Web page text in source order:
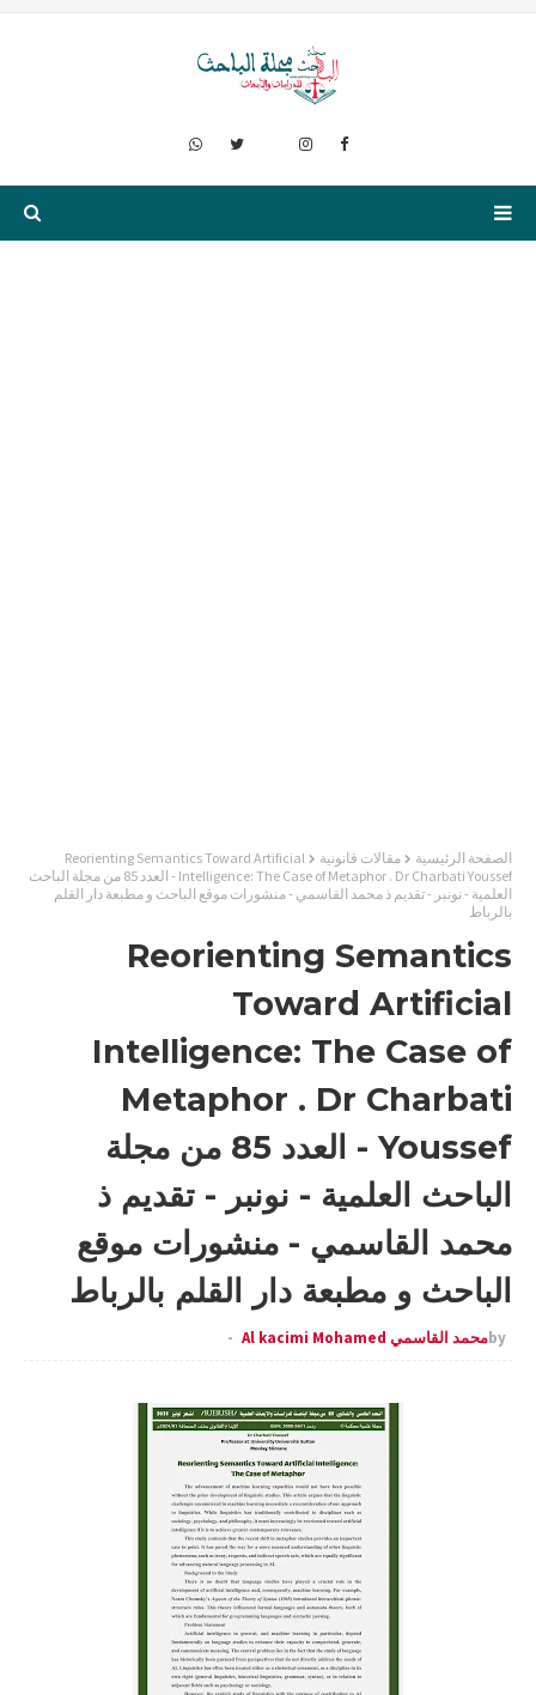
الصفحة الرئيسية مقالات قانونية
Reorienting Semantics Toward Artificial
Intelligence: The Case of Metaphor . Dr Charbati Youssef - العدد 85 من مجلة الباحث
العلمية - نونبر - تقديم ذ محمد القاسمي - منشورات موقع الباحث و مطبعة دار القلم
بالرباط
Reorienting Semantics
Toward Artificial
Intelligence: The Case of
Metaphor . Dr Charbati
Youssef - العدد 85 من مجلة
الباحث العلمية - نونبر - تقديم ذ
محمد القاسمي - منشورات موقع
الباحث و مطبعة دار القلم بالرباط
byمحمد القاسمي Al kacimi Mohamed